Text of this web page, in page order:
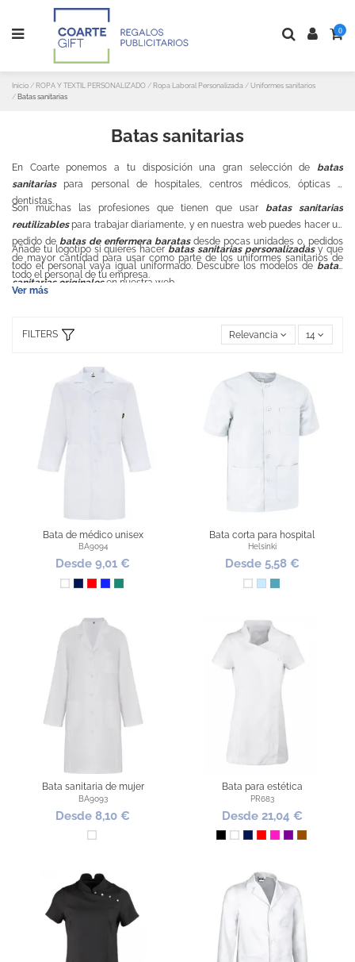
0
Inicio ROPA Y TEXTIL PERSONALIZADO Ropa Laboral Personalizada
Uniformes sanitarios
Batas sanitarias
Batas sanitarias
En Coarte ponemos a tu disposición una gran selección de batas
sanitariaspara personal de hospitales, centros médicos, ópticas o
dentistas.
Son muchas las profesiones que tienen que usar batas sanitarias
reutilizablespara trabajar diariamente, y en nuestra web puedes hacer un
pedido de batas de enfermera baratasdesde pocas unidades o, pedidos
de mayor cantidad para usar como parte de los uniformes sanitariosde
todo el personal de tu empresa.
Añade tu logotipo si quieres hacer batas sanitarias personalizadasy que
todo el personal vaya igual uniformado. Descubre los modelos de batas
sanitarias originalesen nuestra web.
Ver más
FILTERS Relevancia 14
Bata de médico unisex
BA9094
Desde 9,01 €
Blanco
Marino
RojoAzul Royal
Verde Lab
Bata corta para hospital
Helsinki
Desde 5,58 €
Blanco
Azul Claro
Turquesa
Bata sanitaria de mujer
BA9093
Desde 8,10 €
Blanco
Bata para estética
PR683
Desde 21,04 €
NegroBlanco
Marino
RojoFucsiaMorado
Marrón